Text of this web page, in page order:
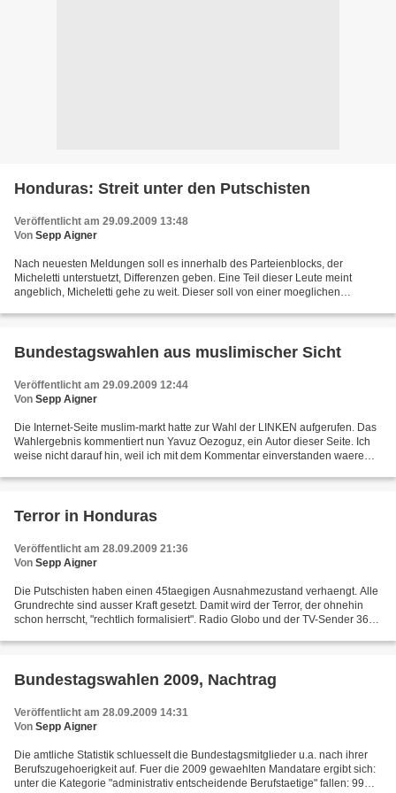
Honduras: Streit unter den Putschisten
Veröffentlicht am 29.09.2009 13:48
Von Sepp Aigner
Nach neuesten Meldungen soll es innerhalb des Parteienblocks, der
Micheletti unterstuetzt, Differenzen geben. Eine Teil dieser Leute meint
angeblich, Micheletti gehe zu weit. Dieser soll von einer moeglichen
Bundestagswahlen aus muslimischer Sicht
Veröffentlicht am 29.09.2009 12:44
Von Sepp Aigner
Die Internet-Seite muslim-markt hatte zur Wahl der LINKEN aufgerufen. Das
Wahlergebnis kommentiert nun Yavuz Oezoguz, ein Autor dieser Seite. Ich
weise nicht darauf hin, weil ich mit dem Kommentar einverstanden waere
Terror in Honduras
Veröffentlicht am 28.09.2009 21:36
Von Sepp Aigner
Die Putschisten haben einen 45taegigen Ausnahmezustand verhaengt. Alle
Grundrechte sind ausser Kraft gesetzt. Damit wird der Terror, der ohnehin
schon herrscht, "rechtlich formalisiert". Radio Globo und der TV-Sender 36
Bundestagswahlen 2009, Nachtrag
Veröffentlicht am 28.09.2009 14:31
Von Sepp Aigner
Die amtliche Statistik schluesselt die Bundestagsmitglieder u.a. nach ihrer
Berufszugehoerigkeit auf. Fuer die 2009 gewaehlten Mandatare ergibt sich:
unter die Kategorie "administrativ entscheidende Berufstaetige" fallen: 99